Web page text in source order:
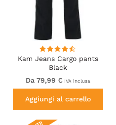
Kam Jeans Cargo pants
Black
Da 79,99 € IVA inclusa
Aggiungi al carrello